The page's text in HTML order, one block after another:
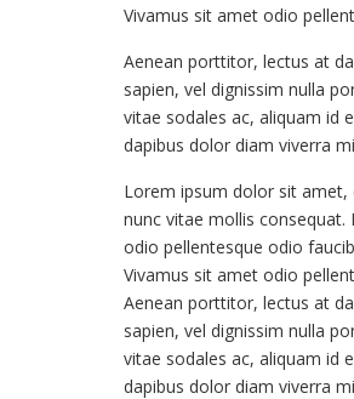
Vivamus sit amet odio
Aenean porttitor, lectus at
sapien, vel dignissim nulla
vitae sodales ac, aliquam id
dapibus dolor diam viverra
Lorem ipsum dolor sit amet,
nunc vitae mollis consequat.
odio pellentesque odio
Vivamus sit amet odio
Aenean porttitor, lectus at
sapien, vel dignissim nulla
vitae sodales ac, aliquam id
dapibus dolor diam viverra